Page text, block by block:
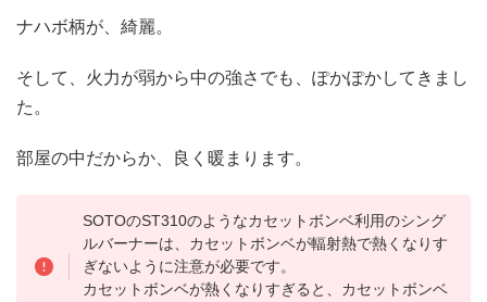
ナハボ柄が、綺麗。
そして、火力が弱から中の強さでも、ぽかぽかしてきまし
た。
部屋の中だからか、良く暖まります。
SOTOのST310のようなカセットボンベ利用のシング
ルバーナーは、カセットボンベが輻射熱で熱くなりす
ぎないように注意が必要です。
カセットボンベが熱くなりすぎると、カセットボンベ